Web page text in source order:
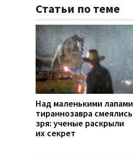
Статьи по теме
Над маленькими лапами
тираннозавра смеялись
зря: ученые раскрыли
их секрет